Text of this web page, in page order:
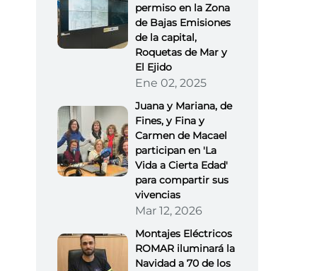
permiso en la Zona
de Bajas Emisiones
de la capital,
Roquetas de Mar y
El Ejido
Ene 02, 2025
Juana y Mariana, de
Fines, y Fina y
Carmen de Macael
participan en 'La
Vida a Cierta Edad'
para compartir sus
vivencias
Mar 12, 2026
Montajes Eléctricos
ROMAR iluminará la
Navidad a 70 de los